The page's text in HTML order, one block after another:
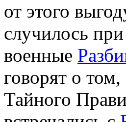
от этого
случилось при
военные
говорят о
Тайного